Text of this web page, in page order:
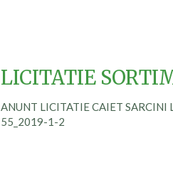
LICITATIE
ANUNT LICITATIE CAIET
55_2019-1-2